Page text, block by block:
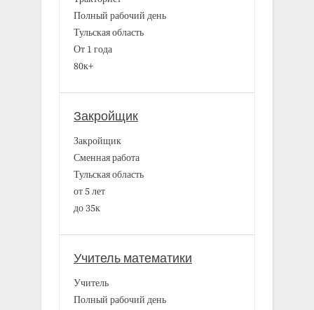
Полный рабочий день
Тульская область
От 1 года
80к+
Закройщик
Закройщик
Сменная работа
Тульская область
от 5 лет
до 35к
Учитель математики
Учитель
Полный рабочий день